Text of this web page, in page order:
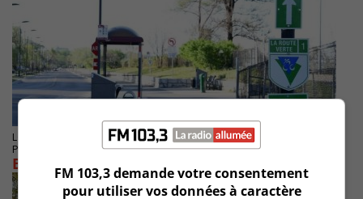
LONGUEUIL
Publié le 30 Décembre 2024 à 15h00
Bilan de l’actualité du mois d’AOÛT 2024
FM 103,3 demande votre consentement
pour utiliser vos données à caractère